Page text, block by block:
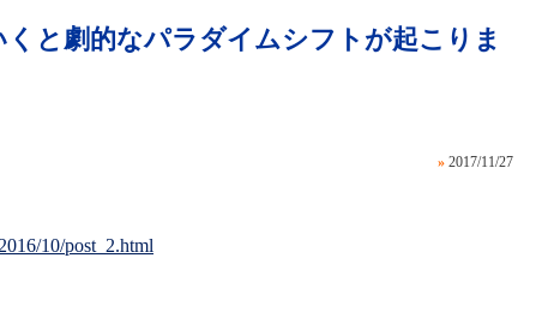
と劇的なパラダイムシフトが起こりま
» 2017/11/27
10/post_2.html